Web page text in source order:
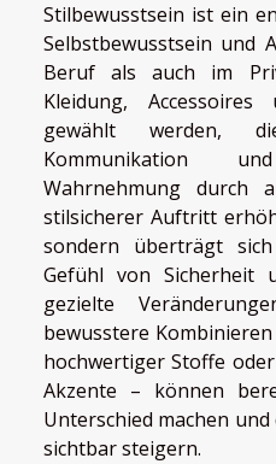
Stilbewusstsein ist ein
Selbstbewusstsein und
Beruf als auch im
Kleidung,
gewählt werden,
Kommunikation
Wahrnehmung durch
stilsicherer Auftritt
sondern überträgt
Gefühl von Sicherheit
gezielte
bewusstere
hochwertiger Stoffe
Akzente – können
Unterschied machen
sichtbar steigern.